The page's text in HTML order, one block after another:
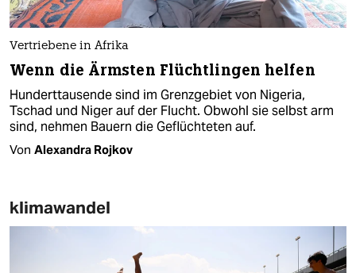
Vertriebene in Afrika
Wenn die Ärmsten Flüchtlingen helfen
Hunderttausende sind im Grenzgebiet von Nigeria,
Tschad und Niger auf der Flucht. Obwohl sie selbst arm
sind, nehmen Bauern die Geflüchteten auf.
Von Alexandra Rojkov
klimawandel